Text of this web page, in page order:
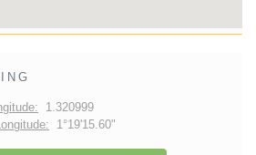
1.320999
1°19'15.60"